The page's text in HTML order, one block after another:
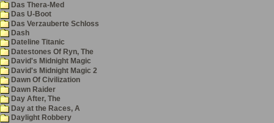
Das Thera-Med
Das U-Boot
Das Verzauberte Schloss
Dash
Dateline Titanic
Datestones Of Ryn, The
David's Midnight Magic
David's Midnight Magic 2
Dawn Of Civilization
Dawn Raider
Day After, The
Day at the Races, A
Daylight Robbery